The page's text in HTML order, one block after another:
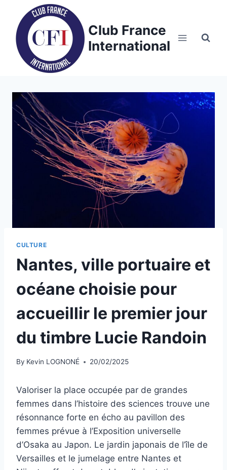
content
Club France
International
CULTURE
Nantes, ville portuaire et
océane choisie pour
accueillir le premier jour
du timbre Lucie Randoin
By Kevin LOGNONÉ 20/02/2025
Valoriser la place occupée par de grandes
femmes dans l’histoire des sciences trouve une
résonnance forte en écho au pavillon des
femmes prévue à l’Exposition universelle
d’Osaka au Japon. Le jardin japonais de l’île de
Versailles et le jumelage entre Nantes et